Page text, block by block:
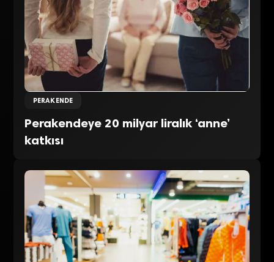
PERAKENDE
Perakendeye 20 milyar liralık ‘anne’
katkısı